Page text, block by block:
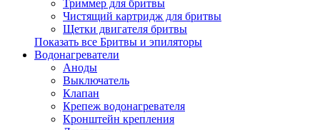
Триммер для бритвы
Чистящий картридж для бритвы
Щетки двигателя бритвы
Показать все Бритвы и эпиляторы
Водонагреватели
Аноды
Выключатель
Клапан
Крепеж водонагревателя
Кронштейн крепления